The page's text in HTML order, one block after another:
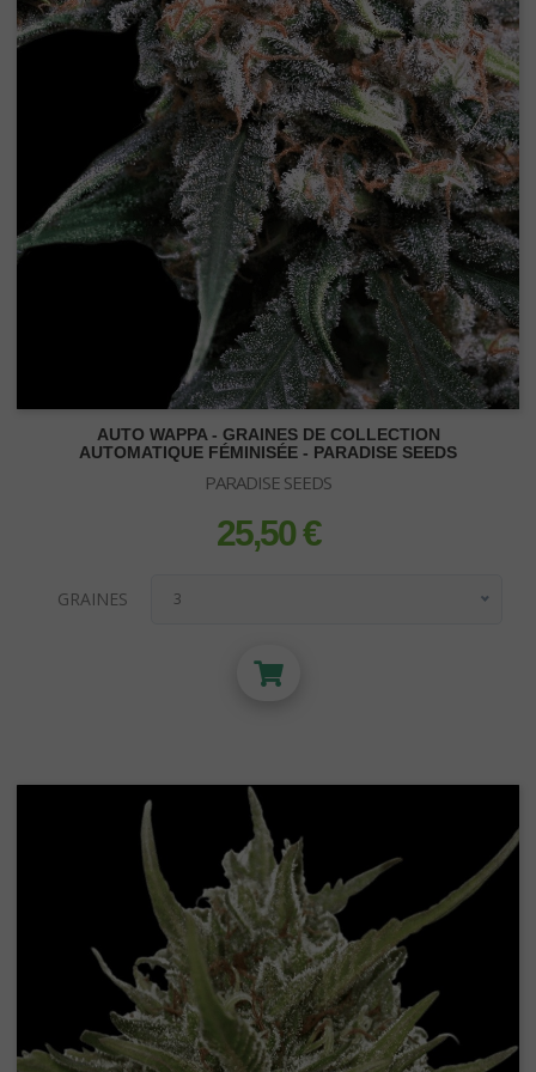
AUTO WAPPA - GRAINES DE COLLECTION
AUTOMATIQUE FÉMINISÉE - PARADISE SEEDS
PARADISE SEEDS
prix
25,50 €
GRAINES 3